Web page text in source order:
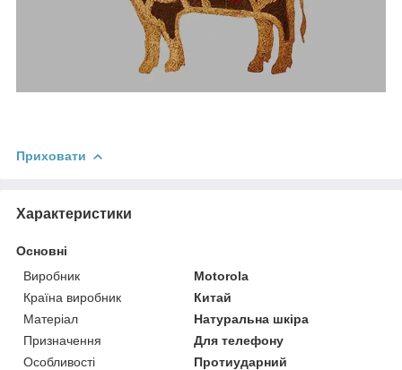
Приховати
Характеристики
Основні
Виробник
Motorola
Країна виробник
Китай
Матеріал
Натуральна шкіра
Призначення
Для телефону
Особливості
Протиударний